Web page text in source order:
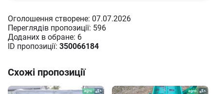
Оголошення створене: 07.07.2026
Переглядів пропозиції: 596
Доданих в oбране: 6
ID пропозиції: 350066184
Схожі пропозиції